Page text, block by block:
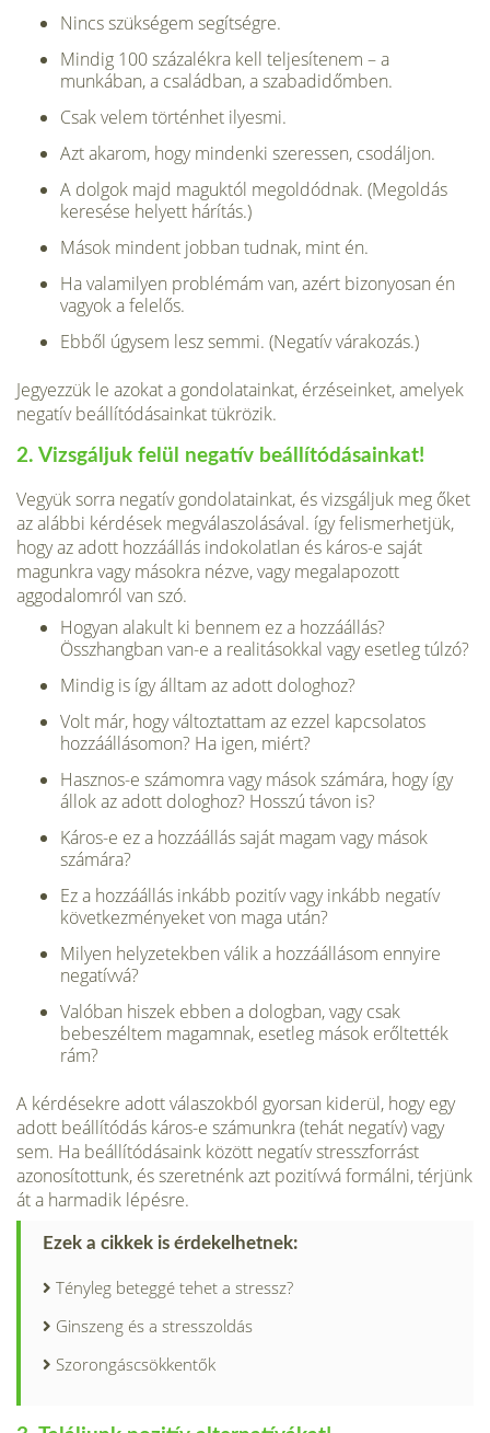
Nincs szükségem segítségre.
Mindig 100 százalékra kell teljesítenem – a
munkában, a családban, a szabadidőmben.
Csak velem történhet ilyesmi.
Azt akarom, hogy mindenki szeressen, csodáljon.
A dolgok majd maguktól megoldódnak. (Megoldás
keresése helyett hárítás.)
Mások mindent jobban tudnak, mint én.
Ha valamilyen problémám van, azért bizonyosan én
vagyok a felelős.
Ebből úgysem lesz semmi. (Negatív várakozás.)
Jegyezzük le azokat a gondolatainkat, érzéseinket, amelyek
negatív beállítódásainkat tükrözik.
2. Vizsgáljuk felül negatív beállítódásainkat!
Vegyük sorra negatív gondolatainkat, és vizsgáljuk meg őket
az alábbi kérdések megválaszolásával. így felismerhetjük,
hogy az adott hozzáállás indokolatlan és káros-e saját
magunkra vagy másokra nézve, vagy megalapozott
aggodalomról van szó.
Hogyan alakult ki bennem ez a hozzáállás?
Összhangban van-e a rea­litásokkal vagy esetleg túlzó?
Mindig is így álltam az adott dologhoz?
Volt már, hogy változtattam az ezzel kapcsolatos
hozzáállásomon? Ha igen, miért?
Hasznos-e számomra vagy mások számára, hogy így
állok az adott dologhoz? Hosszú távon is?
Káros-e ez a hozzáállás saját magam vagy mások
számára?
Ez a hozzáállás inkább pozitív vagy inkább negatív
következményeket von maga után?
Milyen helyzetekben válik a hozzáállásom ennyire
negatívvá?
Valóban hiszek ebben a dologban, vagy csak
bebeszéltem magamnak, esetleg mások erőltették
rám?
A kérdésekre adott válaszokból gyorsan kiderül, hogy egy
adott beál­lítódás káros-e számunkra (tehát negatív) vagy
sem. Ha beállítódásaink között negatív stresszforrást
azonosítottunk, és szeretnénk azt pozitívvá formálni, térjünk
át a harmadik lépésre.
Ezek a cikkek is érdekelhetnek:
Tényleg beteggé tehet a stressz?
Ginszeng és a stresszoldás
Szorongáscsökkentők